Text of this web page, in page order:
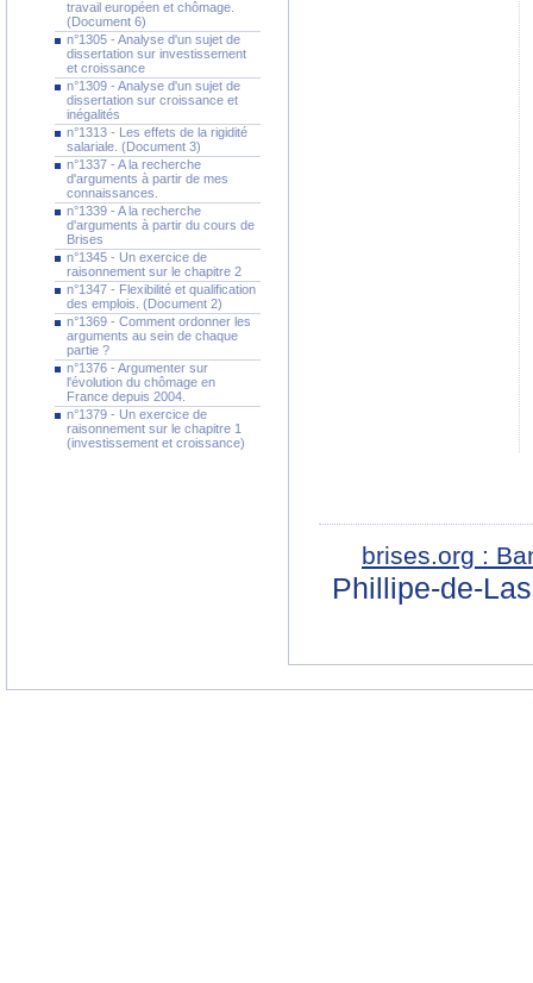
travail européen et chômage.
(Document 6)
n°1305 - Analyse d'un sujet de
dissertation sur investissement
et croissance
n°1309 - Analyse d'un sujet de
dissertation sur croissance et
inégalités
n°1313 - Les effets de la rigidité
salariale. (Document 3)
n°1337 - A la recherche
d'arguments à partir de mes
connaissances.
n°1339 - A la recherche
d'arguments à partir du cours de
Brises
n°1345 - Un exercice de
raisonnement sur le chapitre 2
n°1347 - Flexibilité et qualification
des emplois. (Document 2)
n°1369 - Comment ordonner les
arguments au sein de chaque
partie ?
n°1376 - Argumenter sur
l'évolution du chômage en
France depuis 2004.
n°1379 - Un exercice de
raisonnement sur le chapitre 1
(investissement et croissance)
brises.org :
Phillipe-de-